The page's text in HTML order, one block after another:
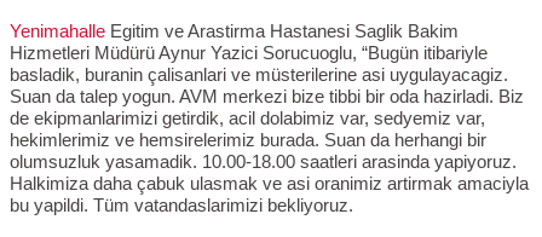
Yenimahalle Egitim ve Arastirma Hastanesi Saglik Bakim
Hizmetleri Müdürü Aynur Yazici Sorucuoglu, “Bugün itibariyle
basladik, buranin çalisanlari ve müsterilerine asi uygulayacagiz.
Suan da talep yogun. AVM merkezi bize tibbi bir oda hazirladi. Biz
de ekipmanlarimizi getirdik, acil dolabimiz var, sedyemiz var,
hekimlerimiz ve hemsirelerimiz burada. Suan da herhangi bir
olumsuzluk yasamadik. 10.00-18.00 saatleri arasinda yapiyoruz.
Halkimiza daha çabuk ulasmak ve asi oranimiz artirmak amaciyla
bu yapildi. Tüm vatandaslarimizi bekliyoruz.